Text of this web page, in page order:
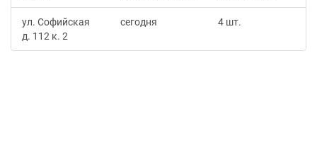
ул. Софийская
д. 112 к. 2
сегодня 4 шт.